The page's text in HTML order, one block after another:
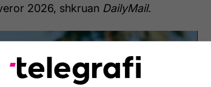
2026, shkruan DailyMail.